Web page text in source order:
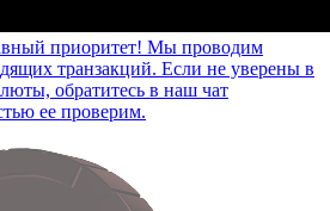
приоритет! Мы проводим
транзакций. Если не уверены в
обратитесь в наш чат
ее проверим.